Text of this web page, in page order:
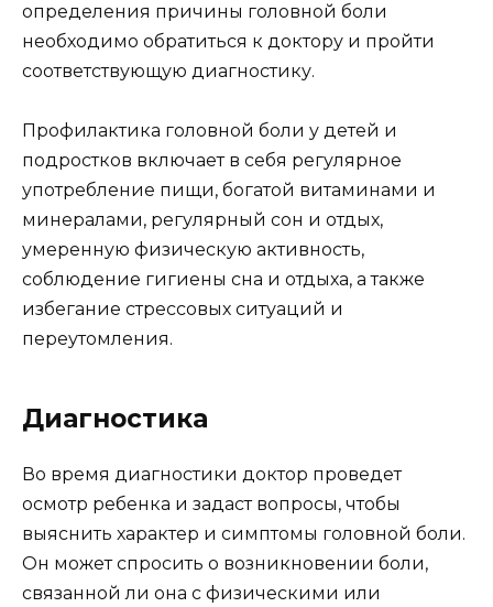
определения причины головной боли
необходимо обратиться к доктору и пройти
соответствующую диагностику.
Профилактика головной боли у детей и
подростков включает в себя регулярное
употребление пищи, богатой витаминами и
минералами, регулярный сон и отдых,
умеренную физическую активность,
соблюдение гигиены сна и отдыха, а также
избегание стрессовых ситуаций и
переутомления.
Диагностика
Во время диагностики доктор проведет
осмотр ребенка и задаст вопросы, чтобы
выяснить характер и симптомы головной боли.
Он может спросить о возникновении боли,
связанной ли она с физическими или